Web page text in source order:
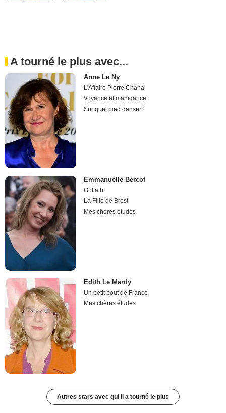
A tourné le plus avec...
Anne Le Ny
L'Affaire Pierre Chanal
Voyance et manigance
Sur quel pied danser?
Emmanuelle Bercot
Goliath
La Fille de Brest
Mes chères études
Edith Le Merdy
Un petit bout de France
Mes chères études
Autres stars avec qui il a tourné le plus